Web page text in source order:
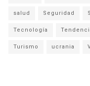
salud Seguridad
Tecnología
Turismo ucrania